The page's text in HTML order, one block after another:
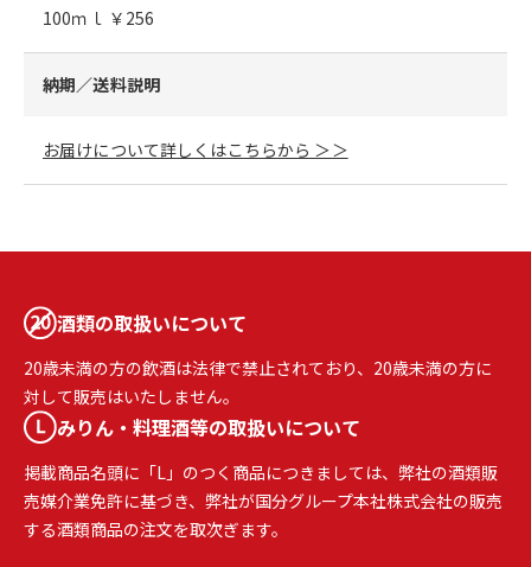
100ｍｌ ￥256
納期／送料説明
お届けについて詳しくはこちらから ＞＞
酒類の取扱いについて
20歳未満の方の飲酒は法律で禁止されており、20歳未満の方に
対して販売はいたしません。
みりん・料理酒等の取扱いについて
掲載商品名頭に「L」のつく商品につきましては、弊社の酒類販
売媒介業免許に基づき、弊社が国分グループ本社株式会社の販売
する酒類商品の注文を取次ぎます。